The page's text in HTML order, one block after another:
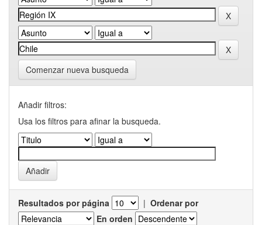
Comenzar nueva busqueda
Añadir filtros:
Usa los filtros para afinar la busqueda.
Resultados por página | Ordenar por
En orden